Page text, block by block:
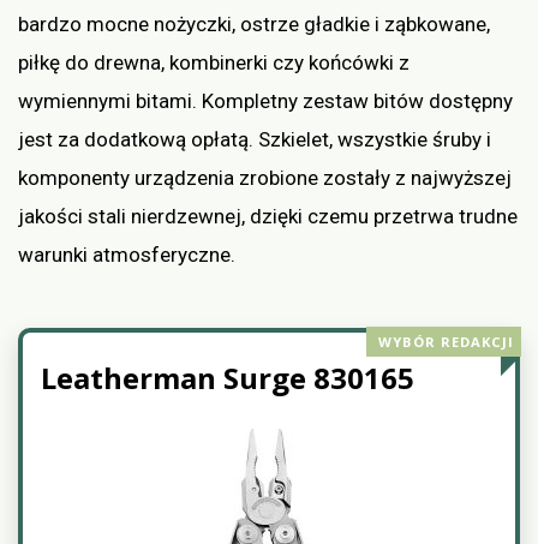
bardzo mocne nożyczki, ostrze gładkie i ząbkowane,
piłkę do drewna, kombinerki czy końcówki z
wymiennymi bitami. Kompletny zestaw bitów dostępny
jest za dodatkową opłatą. Szkielet, wszystkie śruby i
komponenty urządzenia zrobione zostały z najwyższej
jakości stali nierdzewnej, dzięki czemu przetrwa trudne
warunki atmosferyczne.
Leatherman Surge 830165
WYBÓR REDAKCJI